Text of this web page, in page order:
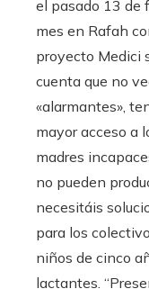
el pasado 13 de
mes en Rafah
proyecto Medici
cuenta que no
«alarmantes»,
mayor acceso a
madres
no pueden
necesitáis
para los
niños de cinco
lactantes.